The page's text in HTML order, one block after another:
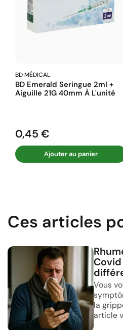
BD MÉDICAL
BD Emerald Seringue 2ml +
Aiguille 21G 40mm À L'unité
Prix
0,45 €
Ajouter au panier
Ces articles
Vous
la
article